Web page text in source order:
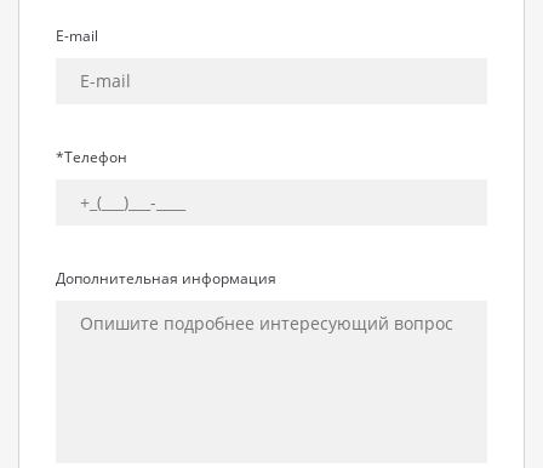
E-mail
*Телефон
Дополнительная информация